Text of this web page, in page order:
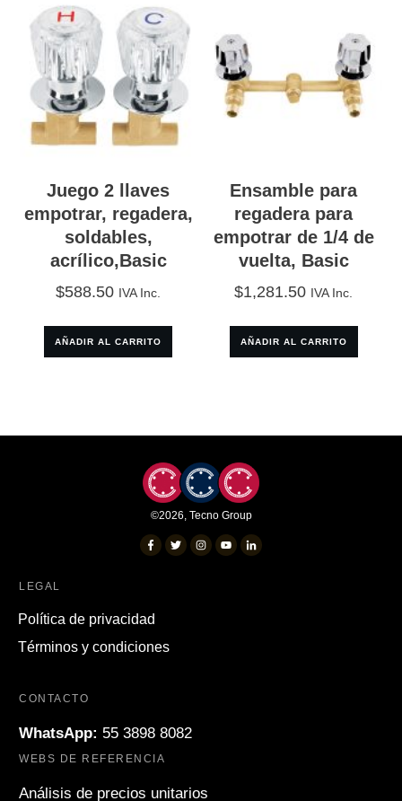
Juego 2 llaves
empotrar, regadera,
soldables,
acrílico,Basic
$588.50 IVA Inc.
AÑADIR AL CARRITO
Ensamble para
regadera para
empotrar de 1/4 de
vuelta, Basic
$1,281.50 IVA Inc.
AÑADIR AL CARRITO
©2026, Tecno Group
LEGAL
Política de privacidad
Términos y condiciones
CONTACTO
WhatsApp: 55 3898 8082
WEBS DE REFERENCIA
Análisis de precios unitarios